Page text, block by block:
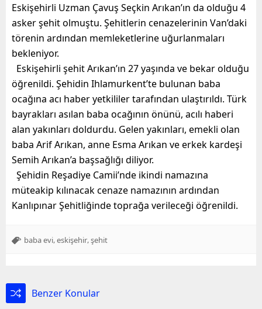
Eskişehirli Uzman Çavuş Seçkin Arıkan’ın da olduğu 4
asker şehit olmuştu. Şehitlerin cenazelerinin Van’daki
törenin ardından memleketlerine uğurlanmaları
bekleniyor.
Eskişehirli şehit Arıkan’ın 27 yaşında ve bekar olduğu
öğrenildi. Şehidin Ihlamurkent’te bulunan baba
ocağına acı haber yetkililer tarafından ulaştırıldı. Türk
bayrakları asılan baba ocağının önünü, acılı haberi
alan yakınları doldurdu. Gelen yakınları, emekli olan
baba Arif Arıkan, anne Esma Arıkan ve erkek kardeşi
Semih Arıkan’a başsağlığı diliyor.
Şehidin Reşadiye Camii’nde ikindi namazına
müteakip kılınacak cenaze namazının ardından
Kanlıpınar Şehitliğinde toprağa verileceği öğrenildi.
baba evi eskişehir şehit
Benzer Konular